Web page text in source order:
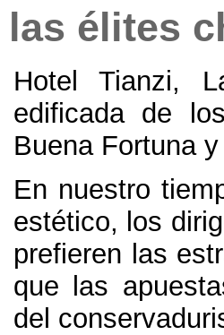
las élites
Hotel Tianzi,
edificada de
Buena Fortuna
En nuestro
estético, los
prefieren las
que las
del